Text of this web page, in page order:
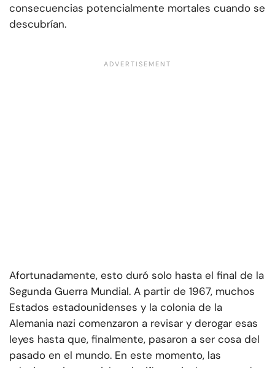
consecuencias potencialmente mortales cuando se
descubrían.
Afortunadamente, esto duró solo hasta el final de la
Segunda Guerra Mundial. A partir de 1967, muchos
Estados estadounidenses y la colonia de la
Alemania nazi comenzaron a revisar y derogar esas
leyes hasta que, finalmente, pasaron a ser cosa del
pasado en el mundo. En este momento, las